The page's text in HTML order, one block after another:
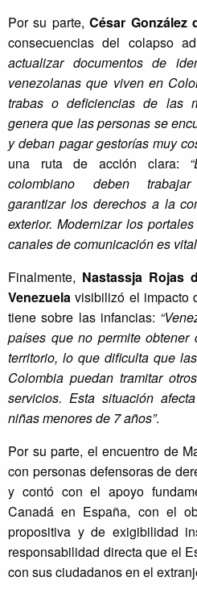
Por su parte,César González
consecuencias del colapso
actualizar documentos de
venezolanas que viven en
trabas o deficiencias de las
genera que las personas se
y deban pagar gestorías muy
una ruta de acción clara:
colombiano deben
garantizar los derechos a la
exterior. Modernizar los
canales de comunicación es
Finalmente, Nastassja Rojas
Venezuela visibilizó el impacto
tiene sobre las infancias:
países que no permite
territorio, lo que dificulta que
Colombia puedan tramitar
servicios. Esta situación
niñas menores de 7 años”.
Por su parte, el encuentro de
con personas defensoras de
y contó con el apoyo
Canadá en España, con el
propositiva y de exigibilidad
responsabilidad directa que el
con sus ciudadanos en el